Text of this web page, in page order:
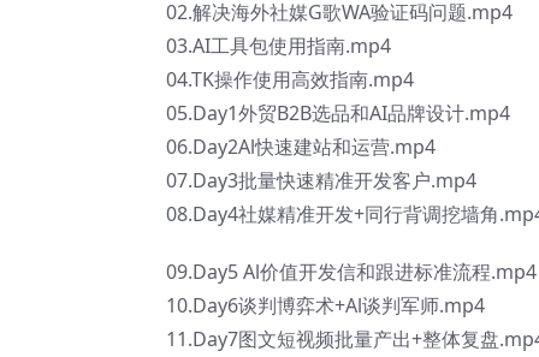
02.解决海外社媒G歌WA验证码问题.mp4
03.AI工具包使用指南.mp4
04.TK操作使用高效指南.mp4
05.Day1外贸B2B选品和AI品牌设计.mp4
06.Day2Al快速建站和运营.mp4
07.Day3批量快速精准开发客户.mp4
08.Day4社媒精准开发+同行背调挖墙角
09.Day5 Al价值开发信和跟进标准流程.mp4
10.Day6谈判博弈术+Al谈判军师.mp4
11.Day7图文短视频批量产出+整体复盘